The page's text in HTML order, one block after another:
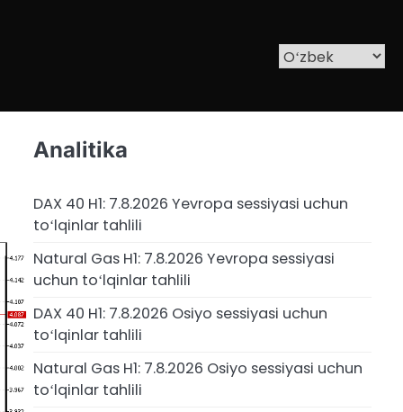
Analitika
DAX 40 H1: 7.8.2026 Yevropa sessiyasi uchun
toʻlqinlar tahlili
Natural Gas H1: 7.8.2026 Yevropa sessiyasi
uchun toʻlqinlar tahlili
DAX 40 H1: 7.8.2026 Osiyo sessiyasi uchun
toʻlqinlar tahlili
Natural Gas H1: 7.8.2026 Osiyo sessiyasi uchun
toʻlqinlar tahlili